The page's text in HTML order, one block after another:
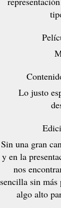
Lo justo
Sin una gran
y en la
nos
sencilla sin
algo alto